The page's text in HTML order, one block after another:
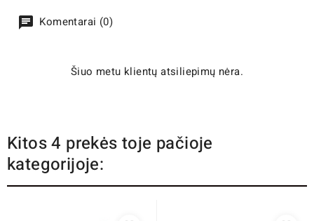
Komentarai (0)
Šiuo metu klientų atsiliepimų nėra.
Kitos 4 prekės toje pačioje
kategorijoje: